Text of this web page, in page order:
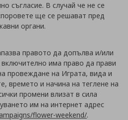
съгласие. В случай че не се
ще се решават пред
органи.
правото да допълва и/или
има право да прави
провеждане на Играта, вида и
времето и начина на теглене на
промени влизат в сила
им на интернет адрес
flower-weekend/.